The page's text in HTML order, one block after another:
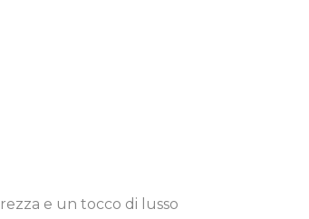
e un tocco di lusso